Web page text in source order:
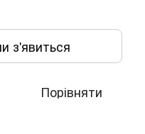
з'явиться
Порівняти